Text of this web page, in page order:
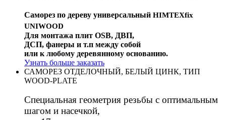
Саморез по дереву универсальный HIMTEXfix
UNIWOOD
Для монтажа плит OSB, ДВП,
ДСП, фанеры и т.п между собой
или к любому деревянному основанию.
Узнать больше заказать
САМОРЕЗ ОТДЕЛОЧНЫЙ, БЕЛЫЙ ЦИНК, ТИП
WOOD-PLATE
Специальная геометрия резьбы с оптимальным
шагом и насечкой,